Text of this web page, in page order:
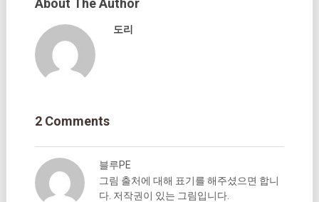
About The Author
도리
2 Comments
블루PE
그림 출처에 대해 표기를 해주셨으면 합니
다. 저작권이 있는 그림입니다.